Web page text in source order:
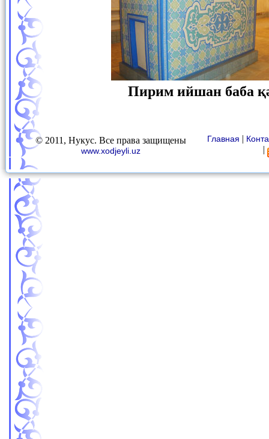
Пирим ийшан баба
© 2011, Нукус. Все права защищены
www.xodjeyli.uz
Главная |
|